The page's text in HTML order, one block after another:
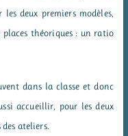
deux premiers modèles,
théoriques : un ratio
dans la classe et donc
accueillir, pour les deux
ateliers.